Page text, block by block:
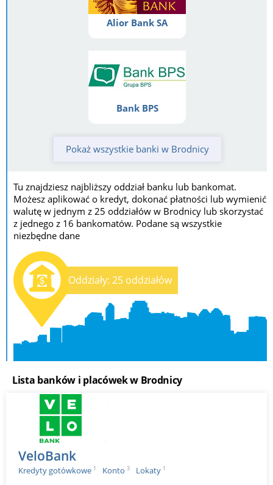
Alior Bank SA
Bank BPS
Pokaż wszystkie banki w Brodnicy
Tu znajdziesz najbliższy oddział banku lub bankomat.
Możesz aplikować o kredyt, dokonać płatności lub wymienić
walutę w jednym z 25 oddziałów w Brodnicy lub skorzystać
z jednego z 16 bankomatów. Podane są wszystkie
niezbędne dane
Oddziały: 25 oddziałów
Lista banków i placówek w Brodnicy
VeloBank
Kredyty gotówkowe 1 Konto 3 Lokaty 1